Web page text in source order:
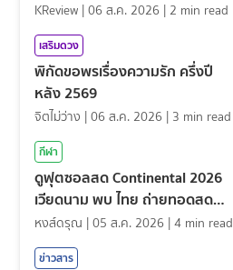
KReview |06 ส.ค. 2026 | 2 min read
เสริมดวง
พิกัดขอพรเรื่องความรัก ครึ่งปี
หลัง 2569
จิตไม่ว่าง |06 ส.ค. 2026 | 3 min read
กีฬา
ดูฟุตซอลสด Continental 2026
เวียดนาม พบ ไทย ถ่ายทอดสด
กีฬา
หงส์ดรุณ |05 ส.ค. 2026 |4 min read
ข่าวสาร